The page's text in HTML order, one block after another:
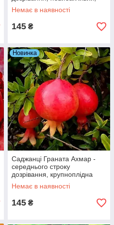
зимостійкий
Немає в наявності
145 ₴
Новинка
Саджанці Граната Ахмар -
середнього строку
дозрівання, крупноплідна
Немає в наявності
145 ₴